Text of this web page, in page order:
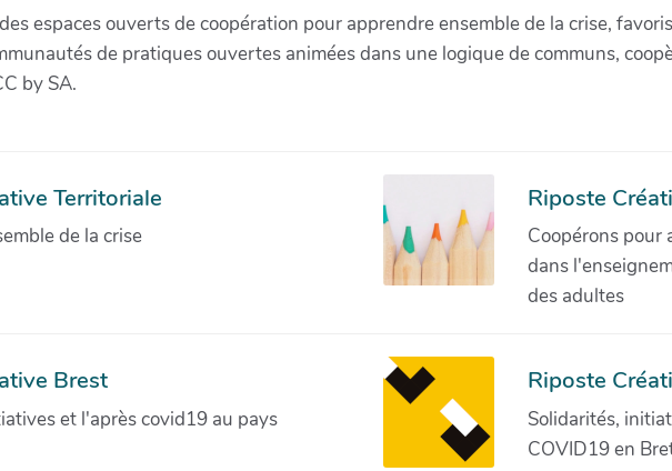
espaces ouverts de coopération pour apprendre ensemble de la crise,
de pratiques ouvertes animées dans une logique de communs,
by SA.
Territoriale
de la crise
Riposte
Coopérons pour
dans
des adultes
Brest
et l'après covid19 au pays
Riposte
Solidarités,
COVID19 en